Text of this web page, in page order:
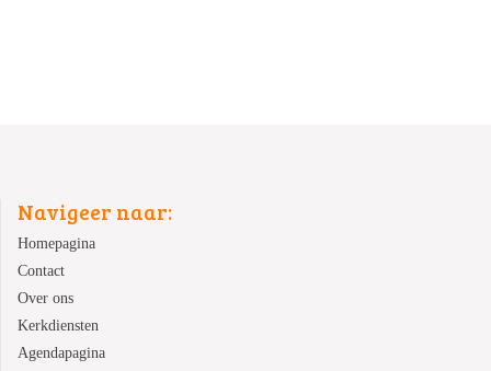
Navigeer naar:
Homepagina
Contact
Over ons
Kerkdiensten
Agendapagina